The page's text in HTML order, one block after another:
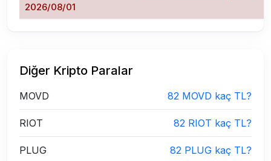
2026/08/01
Diğer Kripto Paralar
MOVD 82 MOVD kaç TL?
RIOT 82 RIOT kaç TL?
PLUG 82 PLUG kaç TL?